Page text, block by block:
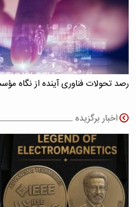
رصد تحولات فناوری آینده از نگاه
اخبار برگزیده